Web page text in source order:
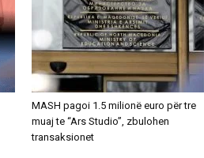
MASH pagoi 1.5 milionë euro për tre
muaj te “Ars Studio”, zbulohen
transaksionet